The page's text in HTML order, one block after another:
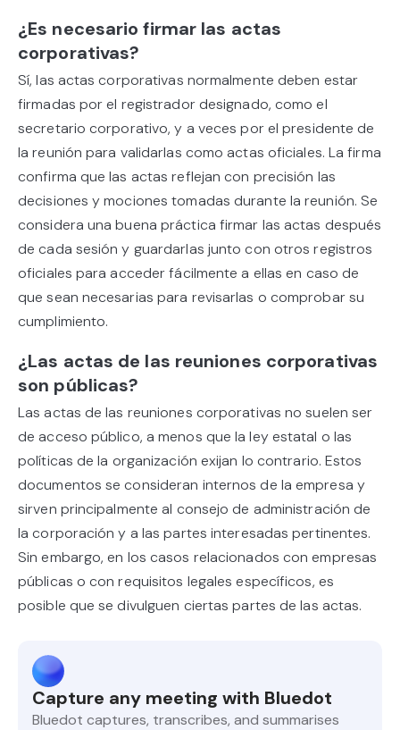
¿Es necesario firmar las actas
corporativas?
Sí, las actas corporativas normalmente deben estar
firmadas por el registrador designado, como el
secretario corporativo, y a veces por el presidente de
la reunión para validarlas como actas oficiales. La firma
confirma que las actas reflejan con precisión las
decisiones y mociones tomadas durante la reunión. Se
considera una buena práctica firmar las actas después
de cada sesión y guardarlas junto con otros registros
oficiales para acceder fácilmente a ellas en caso de
que sean necesarias para revisarlas o comprobar su
cumplimiento.
¿Las actas de las reuniones corporativas
son públicas?
Las actas de las reuniones corporativas no suelen ser
de acceso público, a menos que la ley estatal o las
políticas de la organización exijan lo contrario. Estos
documentos se consideran internos de la empresa y
sirven principalmente al consejo de administración de
la corporación y a las partes interesadas pertinentes.
Sin embargo, en los casos relacionados con empresas
públicas o con requisitos legales específicos, es
posible que se divulguen ciertas partes de las actas.
Capture any meeting with Bluedot
Bluedot captures, transcribes, and summarises